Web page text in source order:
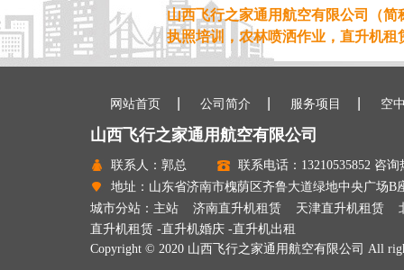
山西飞行之家通用航空有限公司（
执照培训，农林喷洒作业，直升机
网站首页 公司简介 服务项目 空
山西飞行之家通用航空有限公司
联系人：郭总
联系电话：13210535852 咨询
地址：山东省济南市槐荫区齐鲁大道绿地中央广场B
城市分站： 主站 济南直升机租赁 天津直升机租赁
直升机租赁 -直升机婚庆 -直升机出租
Copyright © 2020 山西飞行之家通用航空有限公司 All